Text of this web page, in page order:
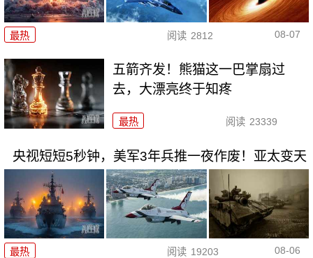
最热 阅读 2812 08-07
五箭齐发！熊猫这一巴掌扇过
去，大漂亮终于知疼
最热 阅读 23339
央视短短5秒钟，美军3年兵推一夜作废！亚太变天
最热 阅读 19203 08-06